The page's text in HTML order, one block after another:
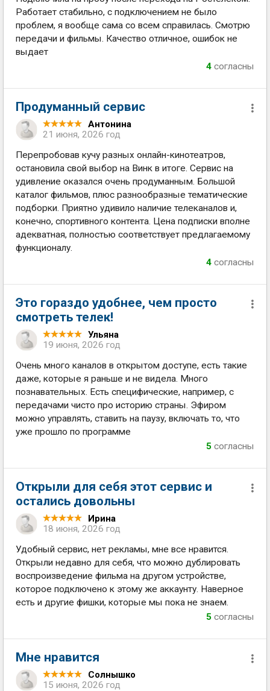
Работает стабильно, с подключением не было
проблем, я вообще сама со всем справилась. Смотрю
передачи и фильмы. Качество отличное, ошибок не
выдает
4 согласны
Продуманный сервис
Антонина
21 июня, 2026 год
Перепробовав кучу разных онлайн-кинотеатров,
остановила свой выбор на Винк в итоге. Сервис на
удивление оказался очень продуманным. Большой
каталог фильмов, плюс разнообразные тематические
подборки. Приятно удивило наличие телеканалов и,
конечно, спортивного контента. Цена подписки вполне
адекватная, полностью соответствует предлагаемому
функционалу.
4 согласны
Это гораздо удобнее, чем просто
смотреть телек!
Ульяна
19 июня, 2026 год
Очень много каналов в открытом доступе, есть такие
даже, которые я раньше и не видела. Много
познавательных. Есть специфические, например, с
передачами чисто про историю страны. Эфиром
можно управлять, ставить на паузу, включать то, что
уже прошло по программе
5 согласны
Открыли для себя этот сервис и
остались довольны
Ирина
18 июня, 2026 год
Удобный сервис, нет рекламы, мне все нравится.
Открыли недавно для себя, что можно дублировать
воспроизведение фильма на другом устройстве,
которое подключено к этому же аккаунту. Наверное
есть и другие фишки, которые мы пока не знаем.
5 согласны
Мне нравится
Солнышко
15 июня, 2026 год